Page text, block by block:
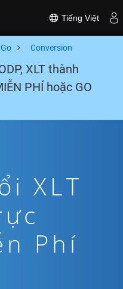
Tiếng Việt
Go Conversion
XLT thành
PHÍ hoặc GO
XLT
Phí